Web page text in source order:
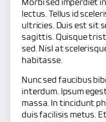
Morbi sed imperdiet
lectus. Tellus id
ultricies. Duis est sit
sagittis. Quisque
sed. Nisl at
habitasse.
Nunc sed faucibus
interdum. Ipsum
massa. In tincidunt
duis facilisis metus.